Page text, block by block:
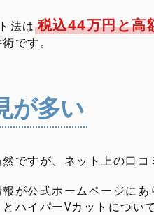
法は 税込44万円と高
です。
が多い
ですが、ネット上の口
が公式ホームページに
ハイパーVカットについ